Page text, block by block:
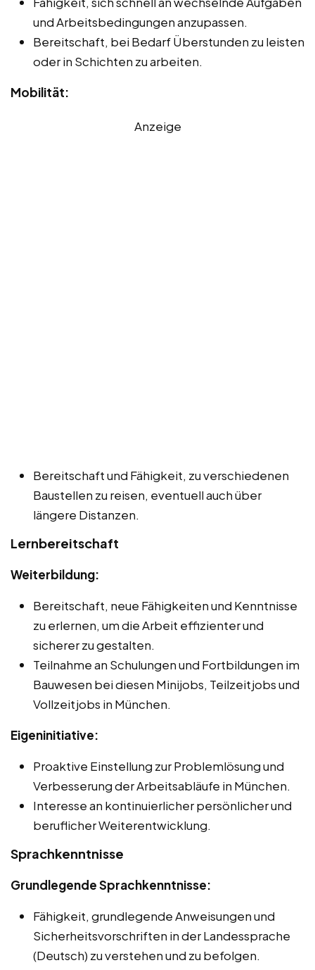
und Arbeitsbedingungen anzupassen.
Bereitschaft, bei Bedarf Überstunden zu leisten
oder in Schichten zu arbeiten.
Mobilität:
Anzeige
Bereitschaft und Fähigkeit, zu verschiedenen
Baustellen zu reisen, eventuell auch über
längere Distanzen.
Lernbereitschaft
Weiterbildung:
Bereitschaft, neue Fähigkeiten und Kenntnisse
zu erlernen, um die Arbeit effizienter und
sicherer zu gestalten.
Teilnahme an Schulungen und Fortbildungen im
Bauwesen bei diesen Minijobs, Teilzeitjobs und
Vollzeitjobs in München.
Eigeninitiative:
Proaktive Einstellung zur Problemlösung und
Verbesserung der Arbeitsabläufe in München.
Interesse an kontinuierlicher persönlicher und
beruflicher Weiterentwicklung.
Sprachkenntnisse
Grundlegende Sprachkenntnisse:
Fähigkeit, grundlegende Anweisungen und
Sicherheitsvorschriften in der Landessprache
(Deutsch) zu verstehen und zu befolgen.